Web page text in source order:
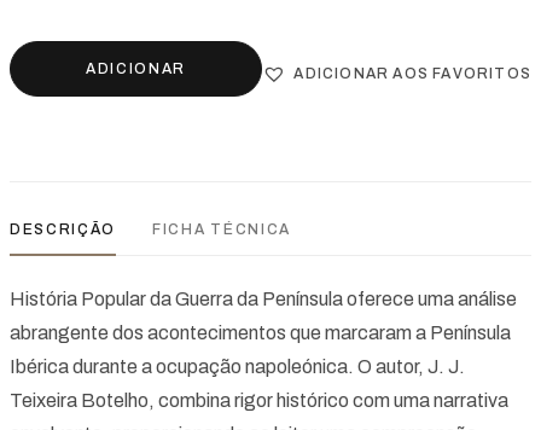
ADICIONAR ADICIONAR AOS FAVORITOS
DESCRIÇÃO FICHA TÉCNICA
História Popular da Guerra da Península oferece uma análise
abrangente dos acontecimentos que marcaram a Península
Ibérica durante a ocupação napoleónica. O autor, J. J.
Teixeira Botelho, combina rigor histórico com uma narrativa